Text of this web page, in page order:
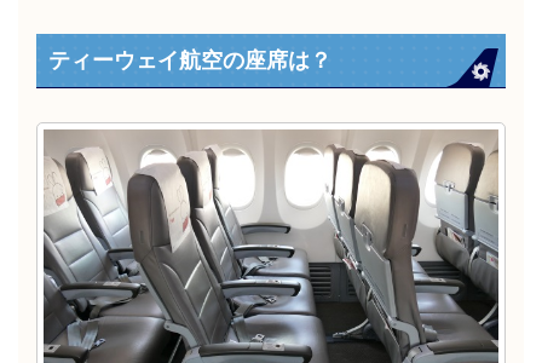
ティーウェイ航空の座席は？